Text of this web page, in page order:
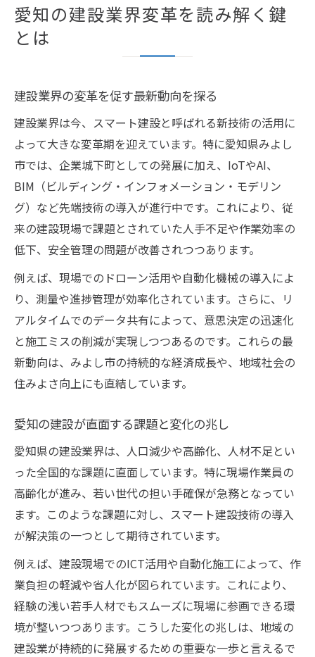
愛知の建設業界変革を読み解く鍵
とは
建設業界の変革を促す最新動向を探る
建設業界は今、スマート建設と呼ばれる新技術の活用に
よって大きな変革期を迎えています。特に愛知県みよし
市では、企業城下町としての発展に加え、IoTやAI、
BIM（ビルディング・インフォメーション・モデリン
グ）など先端技術の導入が進行中です。これにより、従
来の建設現場で課題とされていた人手不足や作業効率の
低下、安全管理の問題が改善されつつあります。
例えば、現場でのドローン活用や自動化機械の導入によ
り、測量や進捗管理が効率化されています。さらに、リ
アルタイムでのデータ共有によって、意思決定の迅速化
と施工ミスの削減が実現しつつあるのです。これらの最
新動向は、みよし市の持続的な経済成長や、地域社会の
住みよさ向上にも直結しています。
愛知の建設が直面する課題と変化の兆し
愛知県の建設業界は、人口減少や高齢化、人材不足とい
った全国的な課題に直面しています。特に現場作業員の
高齢化が進み、若い世代の担い手確保が急務となってい
ます。このような課題に対し、スマート建設技術の導入
が解決策の一つとして期待されています。
例えば、建設現場でのICT活用や自動化施工によって、作
業負担の軽減や省人化が図られています。これにより、
経験の浅い若手人材でもスムーズに現場に参画できる環
境が整いつつあります。こうした変化の兆しは、地域の
建設業が持続的に発展するための重要な一歩と言えるで